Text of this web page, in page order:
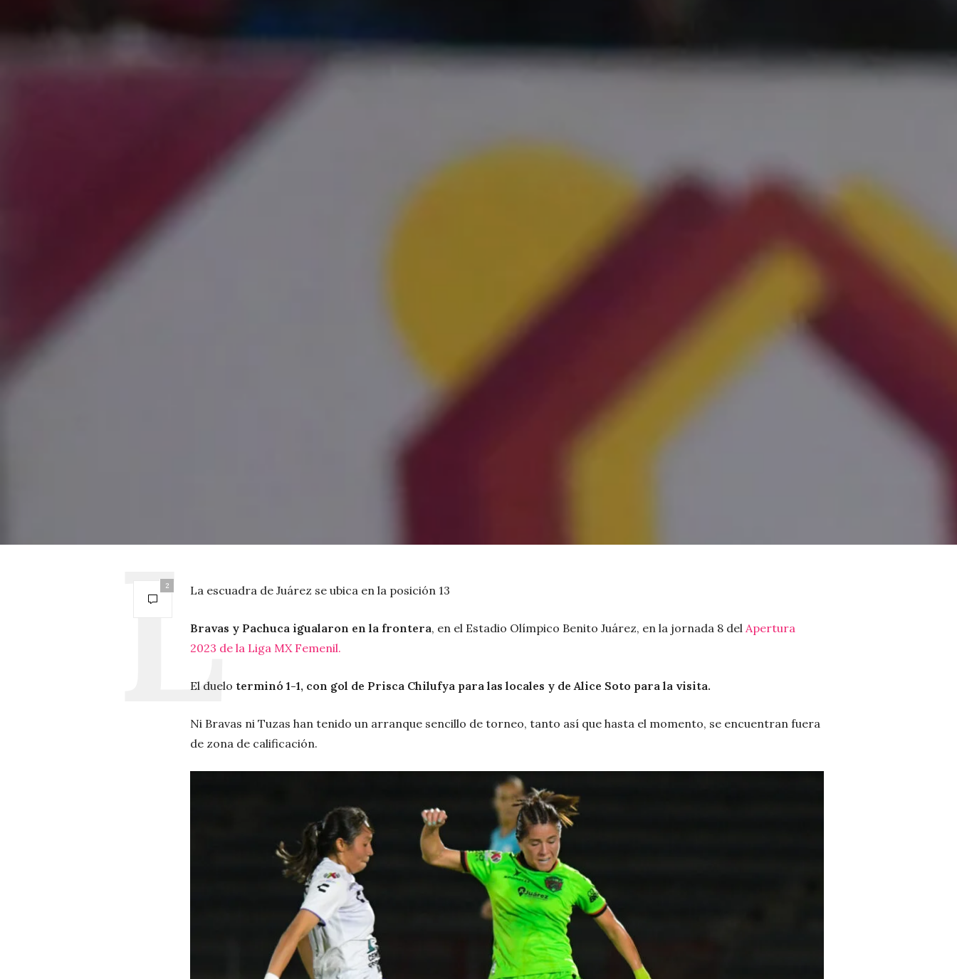
2 La escuadra de Juárez se ubica en la posición 13
Bravas y Pachuca igualaron en la frontera, en el Estadio Olímpico Benito Juárez, en la jornada 8 del Apertura
2023 de la Liga MX Femenil.
El duelo terminó 1-1, con gol de Prisca Chilufya para las locales y de Alice Soto para la visita.
Ni Bravas ni Tuzas han tenido un arranque sencillo de torneo, tanto así que hasta el momento, se encuentran fuera
de zona de calificación.